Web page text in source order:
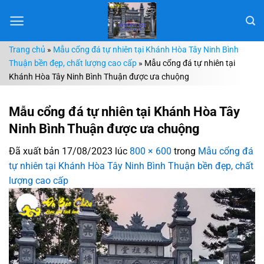
đến
dungTrang chủ » Mẫu cổng đá tự nhiên tại Khánh Hòa Tây Ninh Bình
Thuận bền đẹp, chất lượng cao cấp » Mẫu cổng đá tự nhiên tại
Khánh Hòa Tây Ninh Bình Thuận được ưa chuộng
Mẫu cổng đá tự nhiên tại Khánh Hòa Tây
Ninh Bình Thuận được ưa chuộng
Đã xuất bản 17/08/2023 lúc 800 × 600 trong Mẫu cổng đá
tự nhiên tại Khánh Hòa Tây Ninh Bình Thuận bền đẹp, chất
lượng cao cấp